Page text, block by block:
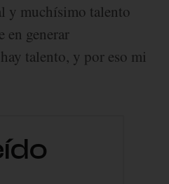
y muchísimo talento
en generar
talento, y por eso mi